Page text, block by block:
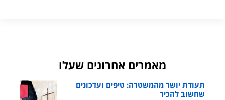
מאמרים אחרונים שעלו
תעודת יושר מהמשטרה: טיפים ועדכונים
שחשוב להכיר